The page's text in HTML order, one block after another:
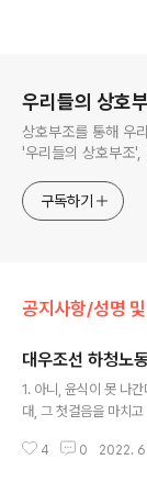
우리들의 상호
상호부조를 통해 우
'우리들의 상호부조',
구독하기
대우조선 하청노
1. 아니, 윤식이 못 나
대, 그 첫걸음을 마치
이유를 찾아보자면 20
4 0 2022.